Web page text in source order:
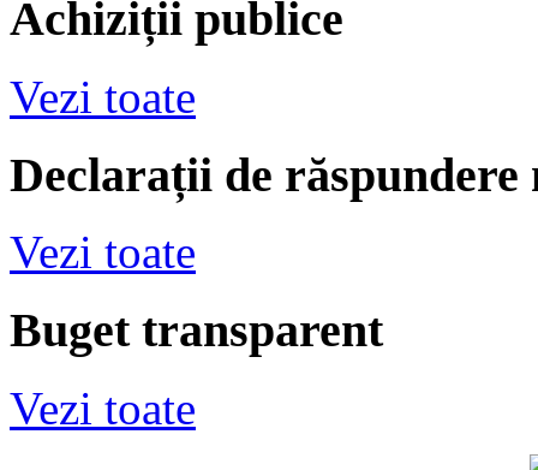
Achiziții publice
Vezi toate
Declarații de răspundere
Vezi toate
Buget transparent
Vezi toate